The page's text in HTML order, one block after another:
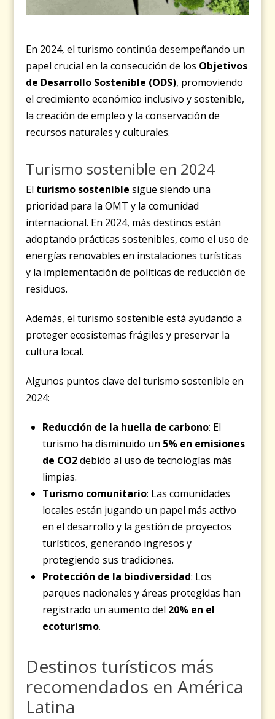
En 2024, el turismo continúa desempeñando un
papel crucial en la consecución de los Objetivos
de Desarrollo Sostenible (ODS), promoviendo
el crecimiento económico inclusivo y sostenible,
la creación de empleo y la conservación de
recursos naturales y culturales.
Turismo sostenible en 2024
El turismo sostenible sigue siendo una
prioridad para la OMT y la comunidad
internacional. En 2024, más destinos están
adoptando prácticas sostenibles, como el uso de
energías renovables en instalaciones turísticas
y la implementación de políticas de reducción de
residuos.
Además, el turismo sostenible está ayudando a
proteger ecosistemas frágiles y preservar la
cultura local.
Algunos puntos clave del turismo sostenible en
2024:
Reducción de la huella de carbono: El
turismo ha disminuido un 5% en emisiones
de CO2debido al uso de tecnologías más
limpias.
Turismo comunitario: Las comunidades
locales están jugando un papel más activo
en el desarrollo y la gestión de proyectos
turísticos, generando ingresos y
protegiendo sus tradiciones.
Protección de la biodiversidad: Los
parques nacionales y áreas protegidas han
registrado un aumento del 20% en el
ecoturismo.
Destinos turísticos más
recomendados en América
Latina